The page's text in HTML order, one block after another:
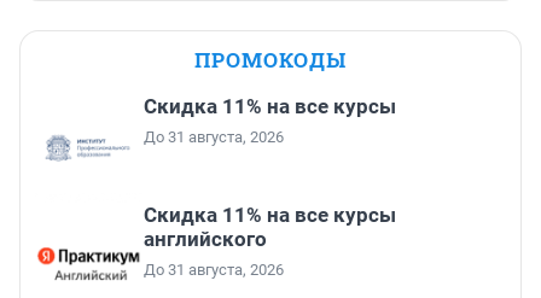
ПРОМОКОДЫ
Скидка 11% на все курсы
До 31 августа, 2026
Скидка 11% на все курсы
английского
До 31 августа, 2026